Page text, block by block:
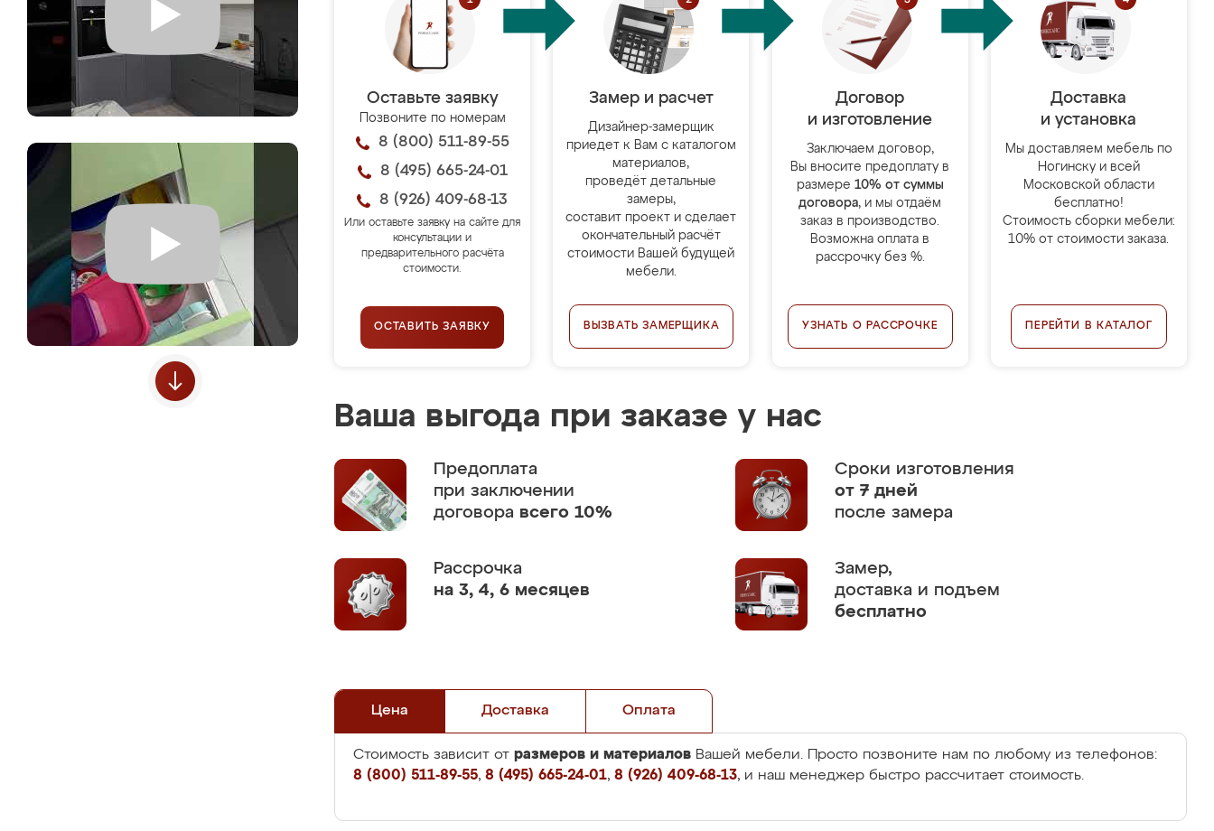
Оставьте заявку
Позвоните по номерам
8 (800) 511-89-55
8 (495) 665-24-01
8 (926) 409-68-13
Или оставьте заявку на сайте для
консультации и
предварительного расчёта
стоимости.
ОСТАВИТЬ ЗАЯВКУ
Замер и расчет
Дизайнер-замерщик
приедет к Вам с каталогом
материалов,
проведёт детальные
замеры,
составит проект и сделает
окончательный расчёт
стоимости Вашей будущей
мебели.
ВЫЗВАТЬ ЗАМЕРЩИКА
Договор
и изготовление
Заключаем договор,
Вы вносите предоплату в
размере 10% от суммы
договора, и мы отдаём
заказ в производство.
Возможна оплата в
рассрочку без %.
УЗНАТЬ О РАССРОЧКЕ
Доставка
и установка
Мы доставляем мебель по
Ногинску и всей
Московской области
бесплатно!
Стоимость сборки мебели:
10% от стоимости заказа.
ПЕРЕЙТИ В КАТАЛОГ
Ваша выгода при заказе у нас
Предоплата
при заключении
договора всего 10%
Сроки изготовления
от 7 дней
после замера
Рассрочка
на 3, 4, 6 месяцев
Замер,
доставка и подъем
бесплатно
Цена Доставка Оплата
Стоимость зависит от размеров и материалов Вашей мебели. Просто позвоните нам по любому из телефонов:
8 (800) 511-89-55, 8 (495) 665-24-01, 8 (926) 409-68-13, и наш менеджер быстро рассчитает стоимость.